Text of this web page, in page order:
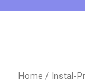
Home / Instal-